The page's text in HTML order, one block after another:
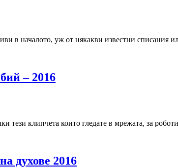
в началото, уж от някакви известни
– 2016
клипчета които гледате в мрежата, за
духове 2016